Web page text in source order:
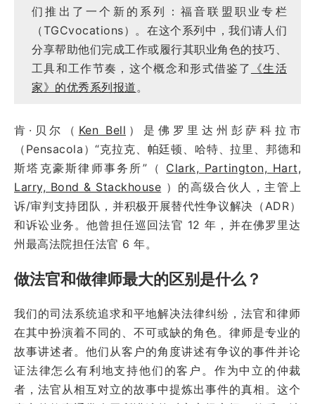
们推出了一个新的系列：福音联盟职业专栏
（TGCvocations）。在这个系列中，我们请人们
分享帮助他们完成工作或履行其职业角色的技巧、
工具和工作节奏，这个概念和形式借鉴了 《生活
家》的优秀系列报道 。
肯·贝尔（ Ken Bell ）是佛罗里达州彭萨科拉市
（Pensacola）“克拉克、帕廷顿、哈特、拉里、邦德和
斯塔克豪斯律师事务所”（ Clark, Partington, Hart,
Larry, Bond & Stackhouse ）的高级合伙人，主管上
诉/审判支持团队，并积极开展替代性争议解决（ADR）
和诉讼业务。他曾担任巡回法官 12 年，并在佛罗里达
州最高法院担任法官 6 年。
做法官和做律师最大的区别是什么？
我们的司法系统追求和平地解决法律纠纷，法官和律师
在其中扮演着不同的、不可或缺的角色。律师是专业的
故事讲述者。他们从客户的角度讲述有争议的事件并论
证法律怎么有利地支持他们的客户。作为中立的仲裁
者，法官从相互对立的故事中提炼出事件的真相。这个